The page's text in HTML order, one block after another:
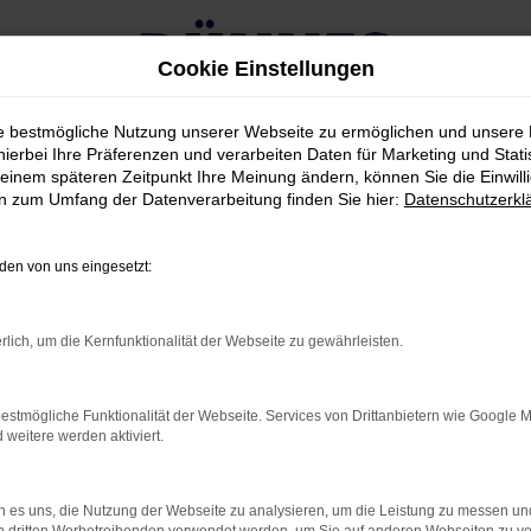
UNTERWEGS IN
wieder gestellt und offen gestanden, kommt es bei der
in Weiden geeignet ist und gleich in mehrerlei Hinsicht
Maserati MC20 ist ein Hingucker und weckt gleich auf den
die Eignung sowohl für den Stadtverkehr als
Cookie Einstellungen
bestmögliche Nutzung unserer Webseite zu ermöglichen und unsere
Ihre Präferenzen und verarbeiten Daten für Marketing und
späteren Zeitpunkt Ihre Meinung ändern, können Sie die
zum Umfang der Datenverarbeitung finden Sie hier:
von uns eingesetzt:
um die Kernfunktionalität der Webseite zu gewährleisten.
Funktionalität der Webseite. Services von Drittanbietern wie Google
weitere werden aktiviert.
es uns, die Nutzung der Webseite zu analysieren, um die Leistung zu messen